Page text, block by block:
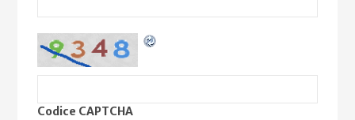
Codice CAPTCHA